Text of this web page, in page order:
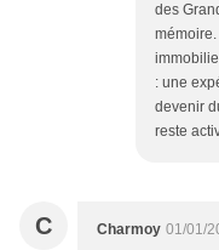
des
: une
devenir
reste
C Charmoy 01/01/